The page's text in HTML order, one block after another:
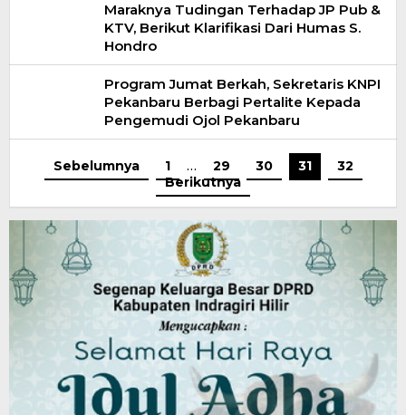
Maraknya Tudingan Terhadap JP Pub &
KTV, Berikut Klarifikasi Dari Humas S.
Hondro
Program Jumat Berkah, Sekretaris KNPI
Pekanbaru Berbagi Pertalite Kepada
Pengemudi Ojol Pekanbaru
Sebelumnya 1 … 29 30 31
32
Berikutnya